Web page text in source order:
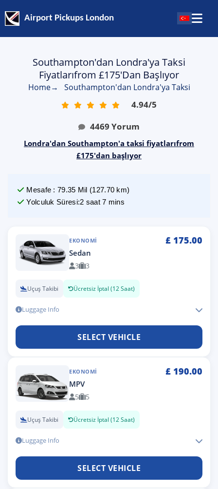
Airport Pickups London
Southampton'dan Londra'ya Taksi
Fiyatlarıfrom £175'dan Başlıyor
Home→ Southampton'dan Londra'ya Taksi
4.94/5
4469 Yorum
Londra'dan Southampton'a taksi fiyatlarıfrom
£175'dan başlıyor
Mesafe :79.35 Mil (127.70 km)
Yolculuk Süresi:2 saat 7 mins
EKONOMI £ 175.00
Sedan
3 3
Uçuş Takibi Ücretsiz İptal (12 Saat)
Luggage Info
SELECT VEHICLE
EKONOMI £ 190.00
MPV
5 5
Uçuş Takibi Ücretsiz İptal (12 Saat)
Luggage Info
SELECT VEHICLE